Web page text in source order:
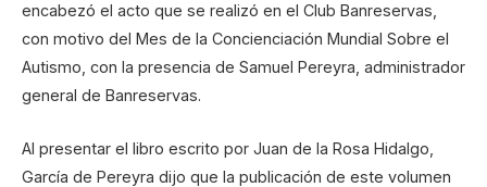
encabezó el acto que se realizó en el Club Banreservas,
con motivo del Mes de la Concienciación Mundial Sobre el
Autismo, con la presencia de Samuel Pereyra, administrador
general de Banreservas.
Al presentar el libro escrito por Juan de la Rosa Hidalgo,
García de Pereyra dijo que la publicación de este volumen